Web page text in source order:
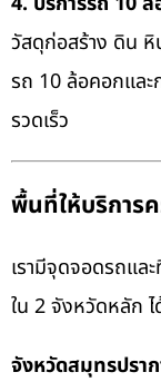
วัสดุก่อสร้าง ดิน หิ
รถ 10 ล้อคอกและ
รวดเร็ว
พื้นที่ให้บริการ
เรามีจุดจอดรถแล
ใน 2 จังหวัดหลัก
จังหวัดสมุทรปรา